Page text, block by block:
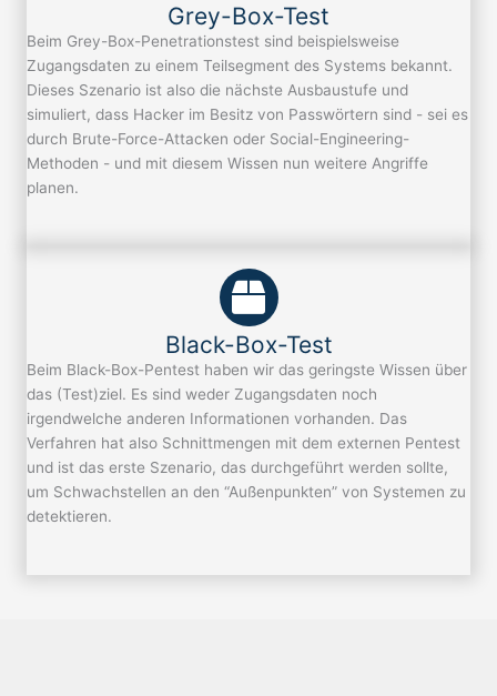
Grey-Box-Test
Beim Grey-Box-Penetrationstest sind beispielsweise
Zugangsdaten zu einem Teilsegment des Systems bekannt.
Dieses Szenario ist also die nächste Ausbaustufe und
simuliert, dass Hacker im Besitz von Passwörtern sind - sei es
durch Brute-Force-Attacken oder Social-Engineering-
Methoden - und mit diesem Wissen nun weitere Angriffe
planen.
Black-Box-Test
Beim Black-Box-Pentest haben wir das geringste Wissen über
das (Test)ziel. Es sind weder Zugangsdaten noch
irgendwelche anderen Informationen vorhanden. Das
Verfahren hat also Schnittmengen mit dem externen Pentest
und ist das erste Szenario, das durchgeführt werden sollte,
um Schwachstellen an den “Außenpunkten” von Systemen zu
detektieren.